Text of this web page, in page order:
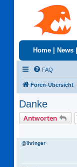
Home News
FAQ
Foren-Übersicht
Danke
Antworten
@ihringer